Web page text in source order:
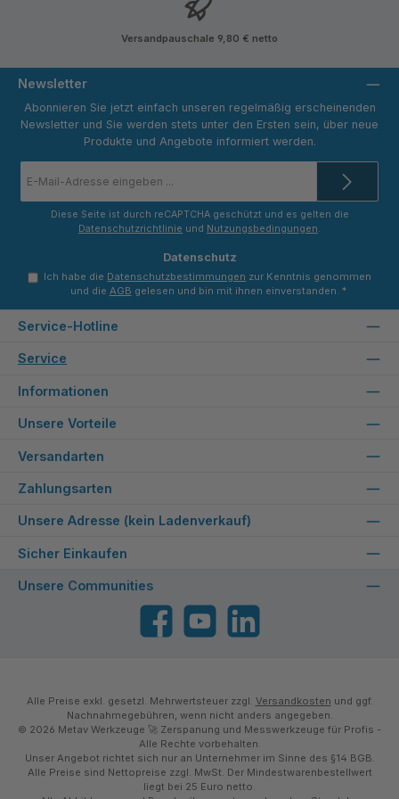
Versandpauschale 9,80 € netto
Newsletter
Abonnieren Sie jetzt einfach unseren regelmäßig erscheinenden
Newsletter und Sie werden stets unter den Ersten sein, über neue
Produkte und Angebote informiert werden.
Mail-
*
Diese Seite ist durch reCAPTCHA geschützt und es gelten die
Datenschutzrichtlinie und Nutzungsbedingungen.
Datenschutz
Ich habe die Datenschutzbestimmungen zur Kenntnis genommen
und die AGB gelesen und bin mit ihnen einverstanden. *
Service-Hotline
Service
Informationen
Unsere Vorteile
Versandarten
Zahlungsarten
Unsere Adresse (kein Ladenverkauf)
Sicher Einkaufen
Unsere Communities
FacebookYouTube
Alle Preise exkl. gesetzl. Mehrwertsteuer zzgl. Versandkosten und ggf.
Nachnahmegebühren, wenn nicht anders angegeben.
© 2026 Metav Werkzeuge 🚀 Zerspanung und Messwerkzeuge für Profis -
Alle Rechte vorbehalten.
Unser Angebot richtet sich nur an Unternehmer im Sinne des §14 BGB.
Alle Preise sind Nettopreise zzgl. MwSt. Der Mindestwarenbestellwert
liegt bei 25 Euro netto.